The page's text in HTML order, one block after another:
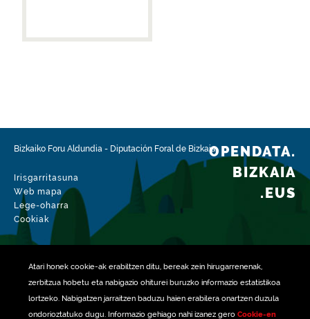
Atari honek cookie-ak erabiltzen ditu, bereak zein hirugarrenenak,
zerbitzua hobetu eta nabigazio ohiturei buruzko informazio estatistikoa
lortzeko. Nabigatzen jarraitzen baduzu haien erabilera onartzen duzula
ondorioztatuko dugu. Informazio gehiago nahi izanez gero Cookie-en
Bizkaiko Foru Aldundia - Diputación Foral de Bizkaia
Irisgarritasuna
Web mapa
Lege-oharra
Cookiak
OPENDATA.
BIZKAIA
.EUS